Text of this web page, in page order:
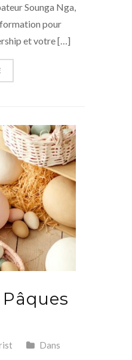
Sounga Nga,
formation pour
et votre […]
Dans